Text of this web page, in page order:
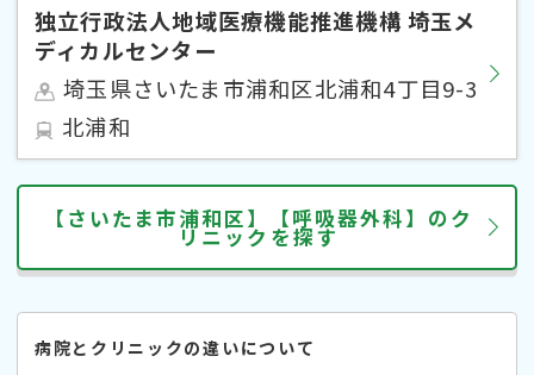
独立行政法人地域医療機能推進機構 埼玉メ
ディカルセンター
埼玉県さいたま市浦和区北浦和4丁目9-3
北浦和
【さいたま市浦和区】【呼吸器外科】のク
リニックを探す
病院とクリニックの違いについて